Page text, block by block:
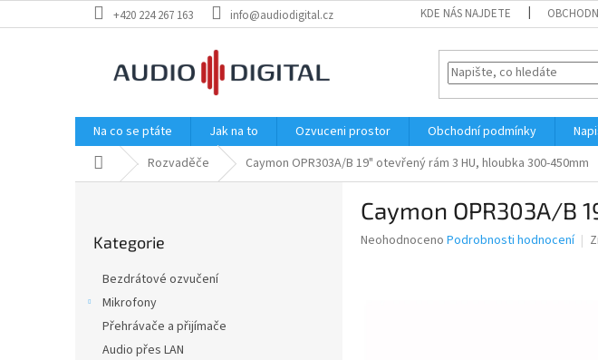
na
+420 224 267 163 info@audiodigital.cz KDE NÁS NAJDETE
Na co se ptáte Jak na to Ozvuceni prostor Obchodní podmínky
Domů Rozvaděče Caymon OPR303A/B 19" otevřený rám 3 HU, hloubka 300-450mm
kategorie
Kategorie
Bezdrátové ozvučení
Mikrofony
Přehrávače a přijímače
Audio přes LAN
Caymon OPR303A/B
Průměrné
Neohodnoceno Podrobnosti hodnocení